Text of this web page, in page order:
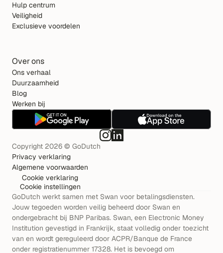
Hulp centrum
Veiligheid
Exclusieve voordelen
Over ons
Ons verhaal
Duurzaamheid
Blog
Werken bij
Copyright 2026 © GoDutch
Privacy verklaring
Algemene voorwaarden
Cookie verklaring
Cookie instellingen
GoDutch werkt samen met Swan voor betalingsdiensten.
Jouw tegoeden worden veilig beheerd door Swan en
ondergebracht bij BNP Paribas. Swan, een Electronic Money
Institution gevestigd in Frankrijk, staat volledig onder toezicht
van en wordt gereguleerd door ACPR/Banque de France
onder registratienummer 17328. Het is bevoegd om